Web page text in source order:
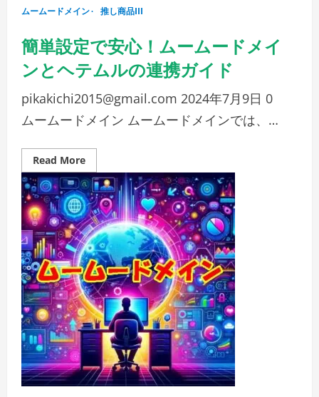
よ
ムームードメイン 推し商品III
簡単設定で安心！ムームードメイ
ンとヘテムルの連携ガイド
pikakichi2015@gmail.com 2024年7月9日 0
ムームードメイン ムームードメインでは、…
Read MoreRead
more
about
簡
単
設
定
で
安
心！
ム
ー
ム
ー
ド
メ
イ
ン
と
ヘ
ム
ル
の